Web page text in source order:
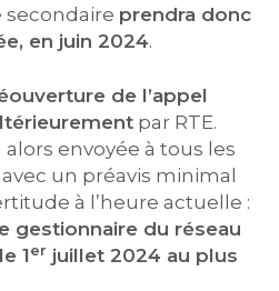
secondaire prendra donc
en juin 2024.
de l’appel
par RTE.
envoyée à tous les
un préavis minimal
à l’heure actuelle :
gestionnaire du réseau
1er juillet 2024 au plus